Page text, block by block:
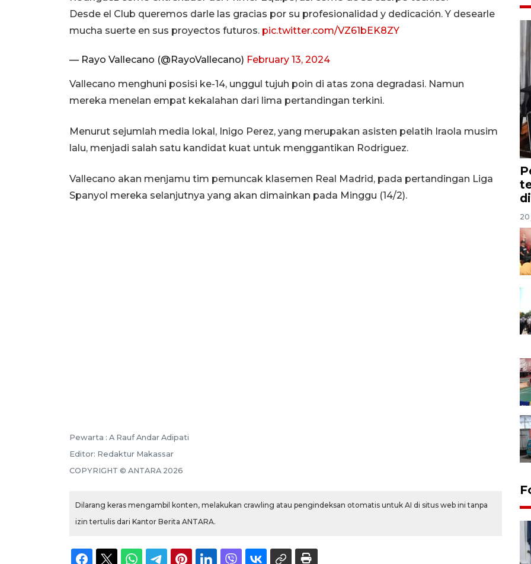
Desde el Club queremos darle las gracias por su profesionalidad y dedicación. Y desearle
mucha suerte en sus proyectos futuros. pic.twitter.com/VZ61bEK8ZY
— Rayo Vallecano (@RayoVallecano) February 13, 2024
Vallecano menghuni posisi ke-14, unggul tujuh poin di atas zona degradasi. Namun
mereka menelan empat kekalahan dari lima pertandingan terkini.
Menurut sejumlah media lokal, Inigo Perez, yang merupakan asisten pelatih Iraola musim
lalu, menjadi salah satu kandidat kuat untuk menggantikan Rodriguez.
Vallecano akan menjamu tim pemuncak klasemen Real Madrid, pada pertandingan Liga
Spanyol mereka selanjutnya yang akan dimainkan pada Minggu (14/2).
Pewarta : A Rauf Andar Adipati
Editor: Redaktur Makassar
COPYRIGHT © ANTARA 2026
Dilarang keras mengambil konten, melakukan crawling atau pengindeksan otomatis untuk AI di situs web ini tanpa
izin tertulis dari Kantor Berita ANTARA.
20